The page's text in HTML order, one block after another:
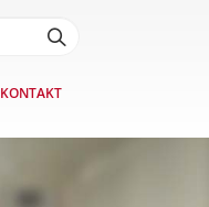
KONTAKT